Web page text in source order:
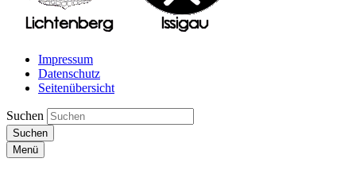
Impressum
Datenschutz
Seitenübersicht
Suchen
Suchen
Menü